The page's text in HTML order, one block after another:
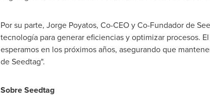
Por su parte, Jorge Poyatos, Co-CEO y Co-Fundador de
tecnología para generar eficiencias y optimizar procesos.
esperamos en los próximos años, asegurando que
de Seedtag".
Sobre Seedtag